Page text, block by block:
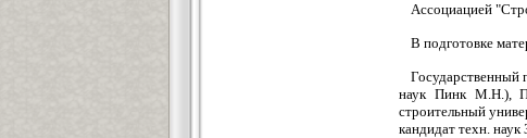
Ассоциацией
В подготовке
Государственный
наук Пинк М.Н.),
строительный
кандидат техн.